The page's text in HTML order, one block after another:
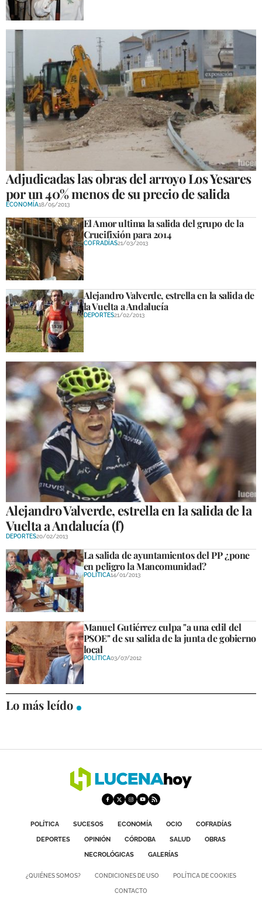
Adjudicadas las obras del arroyo Los Yesares
por un 40% menos de su precio de salida
ECONOMÍA18/05/2013
El Amor ultima la salida del grupo de la
Crucifixión para 2014
COFRADÍAS21/03/2013
Alejandro Valverde, estrella en la salida de
la Vuelta a Andalucía
DEPORTES21/02/2013
Alejandro Valverde, estrella en la salida de la
Vuelta a Andalucía (f)
DEPORTES20/02/2013
La salida de ayuntamientos del PP ¿pone
en peligro la Mancomunidad?
POLÍTICA14/01/2013
Manuel Gutiérrez culpa "a una edil del
PSOE" de su salida de la junta de gobierno
local
POLÍTICA03/07/2012
Lo más leído
POLÍTICA SUCESOS ECONOMÍA OCIO
COFRADÍAS
DEPORTES
OPINIÓN CÓRDOBA SALUD
OBRAS
NECROLÓGICAS
GALERÍAS
¿QUIÉNES SOMOS? CONDICIONES DE USO POLÍTICA DE COOKIES
CONTACTO